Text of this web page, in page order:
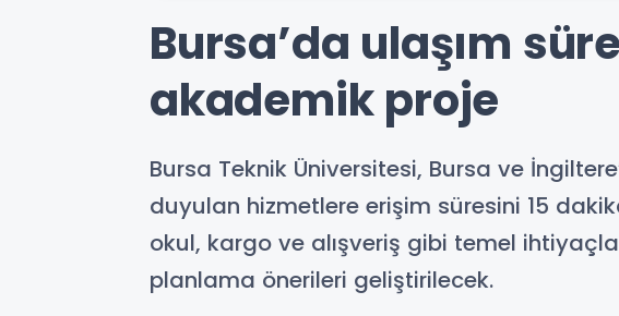
Bursa’da ulaşım
akademik proje
Bursa Teknik Üniversitesi, Bursa ve
duyulan hizmetlere erişim süresini 15
okul, kargo ve alışveriş gibi temel
planlama önerileri geliştirilecek.